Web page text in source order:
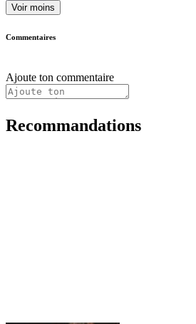
Voir moins
Commentaires
Ajoute ton commentaire
Recommandations